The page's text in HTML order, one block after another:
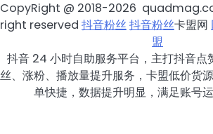
CopyRight @ 2018-2026
right reserved 抖音粉丝抖音粉丝卡盟网
盟
抖音 24 小时自助服务平台，主打抖音点
丝、涨粉、播放量提升服务，卡盟低价货
单快捷，数据提升明显，满足账号运